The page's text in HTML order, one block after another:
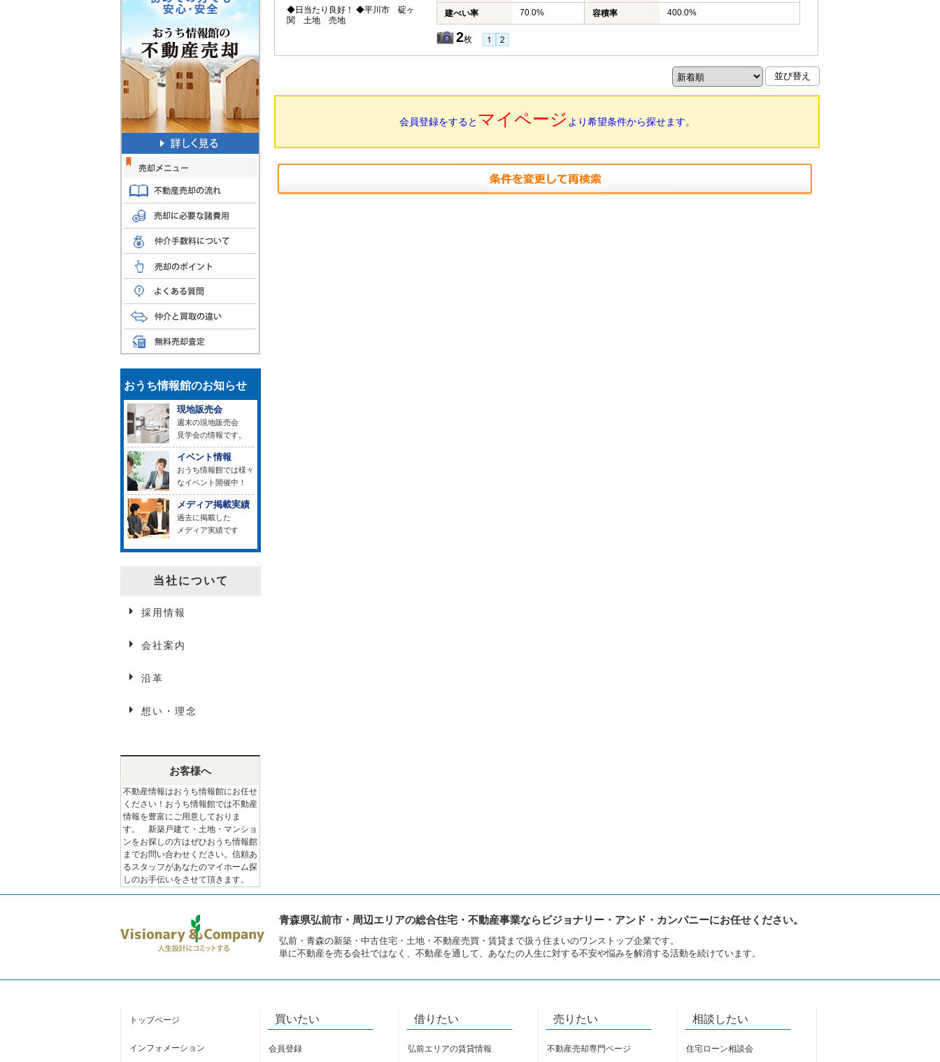
◆日当たり良好！ ◆平川市 碇ヶ
関 土地 売地
建ぺい率 70.0% 容積率 400.0%
2枚
会員登録をすると マイページ より希望条件から探せます。
おうち情報館のお知らせ
現地販売会
週末の現地販売会
見学会の情報です。
イベント情報
おうち情報館では様々
なイベント開催中！
メディア掲載実績
過去に掲載した
メディア実績です
当社について
採用情報
会社案内
沿革
想い・理念
お客様へ
不動産情報はおうち情報館にお任せ
ください！おうち情報館では不動産
情報を豊富にご用意しておりま
す。 新築戸建て・土地・マンショ
ンをお探しの方はぜひおうち情報館
までお問い合わせください。信頼あ
るスタッフがあなたのマイホーム探
しのお手伝いをさせて頂きます。
青森県弘前市・周辺エリアの総合住宅・不動産事業ならビジョナリー・アンド・カンパニーにお任せください。
弘前・青森の新築・中古住宅・土地・不動産売買・賃貸まで扱う住まいのワンストップ企業です。
単に不動産を売る会社ではなく、不動産を通して、あなたの人生に対する不安や悩みを解消する活動を続けています。
トップページ
インフォメーション
買いたい
会員登録
借りたい
弘前エリアの賃貸情報
売りたい
不動産売却専門ページ
相談したい
住宅ローン相談会